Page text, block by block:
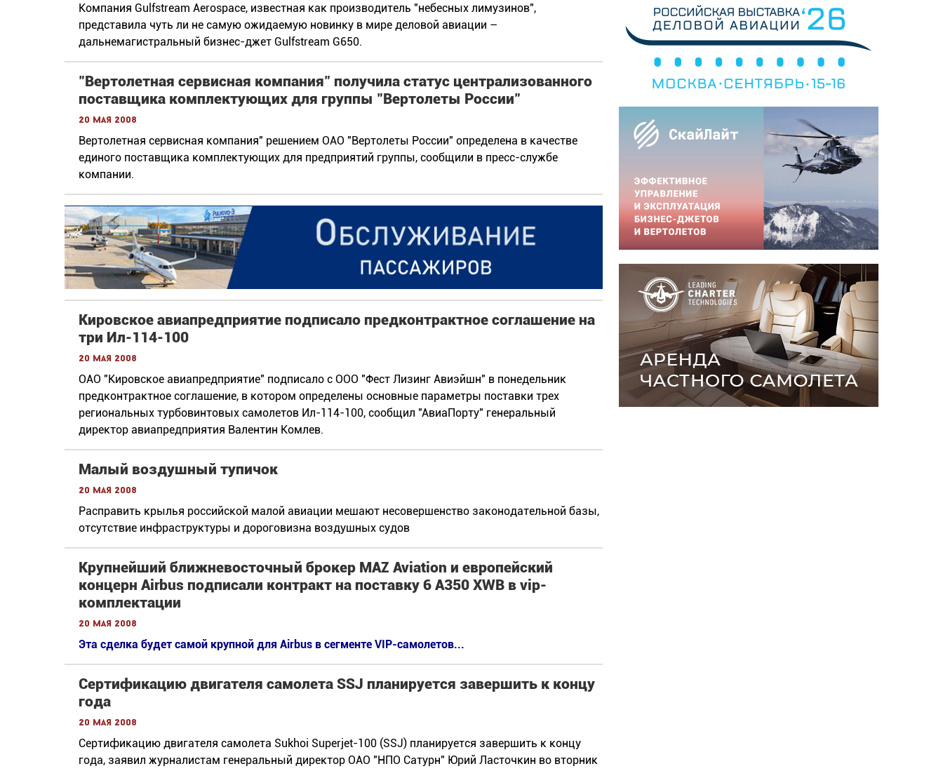
Компания Gulfstream Aerospace, известная как производитель "небесных лимузинов",
представила чуть ли не самую ожидаемую новинку в мире деловой авиации –
дальнемагистральный бизнес-джет Gulfstream G650.
"Вертолетная сервисная компания" получила статус централизованного
поставщика комплектующих для группы "Вертолеты России"
20 мая 2008
Вертолетная сервисная компания" решением ОАО "Вертолеты России" определена в качестве
единого поставщика комплектующих для предприятий группы, сообщили в пресс-службе
компании.
Кировское авиапредприятие подписало предконтрактное соглашение на
три Ил-114-100
20 мая 2008
ОАО "Кировское авиапредприятие" подписало с ООО "Фест Лизинг Авиэйшн" в понедельник
предконтрактное соглашение, в котором определены основные параметры поставки трех
региональных турбовинтовых самолетов Ил-114-100, сообщил "АвиаПорту" генеральный
директор авиапредприятия Валентин Комлев.
Малый воздушный тупичок
20 мая 2008
Расправить крылья российской малой авиации мешают несовершенство законодательной базы,
отсутствие инфраструктуры и дороговизна воздушных судов
Крупнейший ближневосточный брокер MAZ Aviation и европейский
концерн Airbus подписали контракт на поставку 6 А350 XWB в vip-
комплектации
20 мая 2008
Эта сделка будет самой крупной для Airbus в сегменте VIP-самолетов...
Сертификацию двигателя самолета SSJ планируется завершить к концу
года
20 мая 2008
Сертификацию двигателя самолета Sukhoi Superjet-100 (SSJ) планируется завершить к концу
года, заявил журналистам генеральный директор ОАО "НПО Сатурн" Юрий Ласточкин во вторник